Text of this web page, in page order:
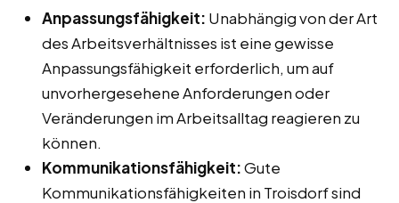
Anpassungsfähigkeit: Unabhängig von der Art
des Arbeitsverhältnisses ist eine gewisse
Anpassungsfähigkeit erforderlich, um auf
unvorhergesehene Anforderungen oder
Veränderungen im Arbeitsalltag reagieren zu
können.
Kommunikationsfähigkeit:Gute
Kommunikationsfähigkeiten in Troisdorf sind